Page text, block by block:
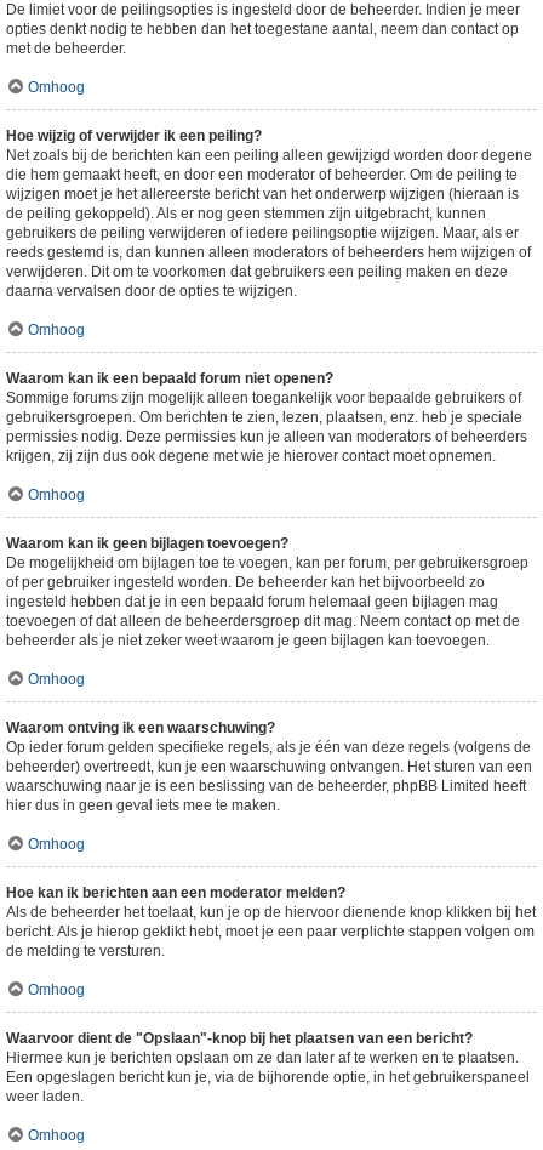
De limiet voor de peilingsopties is ingesteld door de beheerder. Indien je meer
opties denkt nodig te hebben dan het toegestane aantal, neem dan contact op
met de beheerder.
Omhoog
Hoe wijzig of verwijder ik een peiling?
Net zoals bij de berichten kan een peiling alleen gewijzigd worden door degene
die hem gemaakt heeft, en door een moderator of beheerder. Om de peiling te
wijzigen moet je het allereerste bericht van het onderwerp wijzigen (hieraan is
de peiling gekoppeld). Als er nog geen stemmen zijn uitgebracht, kunnen
gebruikers de peiling verwijderen of iedere peilingsoptie wijzigen. Maar, als er
reeds gestemd is, dan kunnen alleen moderators of beheerders hem wijzigen of
verwijderen. Dit om te voorkomen dat gebruikers een peiling maken en deze
daarna vervalsen door de opties te wijzigen.
Omhoog
Waarom kan ik een bepaald forum niet openen?
Sommige forums zijn mogelijk alleen toegankelijk voor bepaalde gebruikers of
gebruikersgroepen. Om berichten te zien, lezen, plaatsen, enz. heb je speciale
permissies nodig. Deze permissies kun je alleen van moderators of beheerders
krijgen, zij zijn dus ook degene met wie je hierover contact moet opnemen.
Omhoog
Waarom kan ik geen bijlagen toevoegen?
De mogelijkheid om bijlagen toe te voegen, kan per forum, per gebruikersgroep
of per gebruiker ingesteld worden. De beheerder kan het bijvoorbeeld zo
ingesteld hebben dat je in een bepaald forum helemaal geen bijlagen mag
toevoegen of dat alleen de beheerdersgroep dit mag. Neem contact op met de
beheerder als je niet zeker weet waarom je geen bijlagen kan toevoegen.
Omhoog
Waarom ontving ik een waarschuwing?
Op ieder forum gelden specifieke regels, als je één van deze regels (volgens de
beheerder) overtreedt, kun je een waarschuwing ontvangen. Het sturen van een
waarschuwing naar je is een beslissing van de beheerder, phpBB Limited heeft
hier dus in geen geval iets mee te maken.
Omhoog
Hoe kan ik berichten aan een moderator melden?
Als de beheerder het toelaat, kun je op de hiervoor dienende knop klikken bij het
bericht. Als je hierop geklikt hebt, moet je een paar verplichte stappen volgen om
de melding te versturen.
Omhoog
Waarvoor dient de "Opslaan"-knop bij het plaatsen van een bericht?
Hiermee kun je berichten opslaan om ze dan later af te werken en te plaatsen.
Een opgeslagen bericht kun je, via de bijhorende optie, in het gebruikerspaneel
weer laden.
Omhoog